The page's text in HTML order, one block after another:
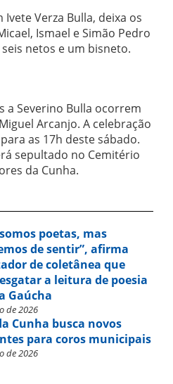
Ivete Verza Bulla, deixa os
Ismael e Simão Pedro
netos e um bisneto.
a Severino Bulla ocorrem
Arcanjo. A celebração
as 17h deste sábado.
sepultado no Cemitério
da Cunha.
poetas, mas
de sentir”, afirma
de coletânea que
a leitura de poesia
Gaúcha
de 2026
Cunha busca novos
para coros municipais
de 2026